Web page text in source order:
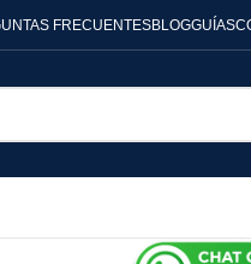
FRECUENTESBLOGGUÍAS